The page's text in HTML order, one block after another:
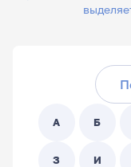
Поиск по
А Б
З И